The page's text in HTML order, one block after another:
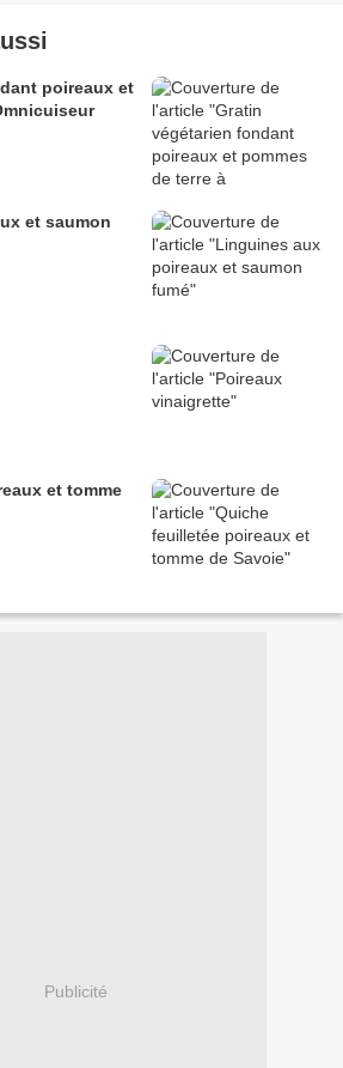
poireaux et
et saumon
et tomme
Publicité